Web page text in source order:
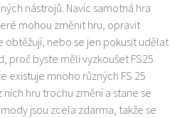
nástrojů. Navíc samotná hra
mohou změnit hru, opravit
obtěžují, nebo se jen pokusit udělat
proč byste měli vyzkoušet FS25
existuje mnoho různých FS 25
hru trochu změní a stane se
jsou zcela zdarma, takže se